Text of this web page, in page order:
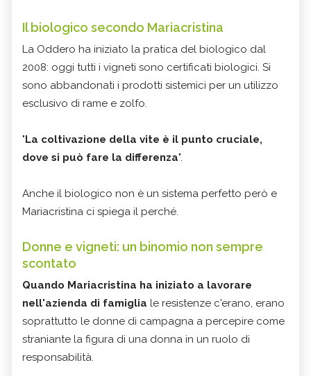
Il biologico secondo Mariacristina
La Oddero ha iniziato la pratica del biologico dal
2008: oggi tutti i vigneti sono certificati biologici. Si
sono abbandonati i prodotti sistemici per un utilizzo
esclusivo di rame e zolfo.
"La coltivazione della vite è il punto cruciale,
dove si può fare la differenza".
Anche il biologico non è un sistema perfetto però e
Mariacristina ci spiega il perché.
Donne e vigneti: un binomio non sempre
scontato
Quando Mariacristina ha iniziato a lavorare
nell'azienda di famiglia le resistenze c'erano, erano
soprattutto le donne di campagna a percepire come
straniante la figura di una donna in un ruolo di
responsabilità.